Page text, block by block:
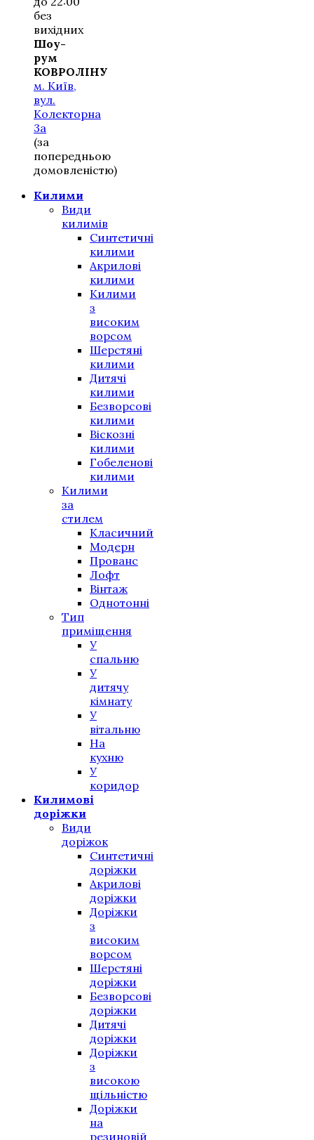
без
вихідних
Шоу-
рум
КОВРОЛІНУ
м. Київ,
вул.
Колекторна
3а
(за
попередньою
домовленістю)
Килими
Види
килимів
Синтетичні
килими
Акрилові
килими
Килими
з
високим
ворсом
Шерстяні
килими
Дитячі
килими
Безворсові
килими
Віскозні
килими
Гобеленові
килими
Килими
за
стилем
Класичний
Модерн
Прованс
Лофт
Вінтаж
Однотонні
Тип
приміщення
У
спальню
У
дитячу
кімнату
У
вітальню
На
кухню
У
коридор
Килимові
доріжки
Види
доріжок
Синтетичні
доріжки
Акрилові
доріжки
Доріжки
з
високим
ворсом
Шерстяні
доріжки
Безворсові
доріжки
Дитячі
доріжки
Доріжки
з
високою
щільністю
Доріжки
на
резиновій